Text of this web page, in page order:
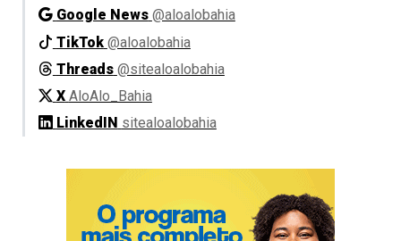
Google News @aloalobahia
TikTok @aloalobahia
Threads @sitealoalobahia
X AloAlo_Bahia
LinkedIN sitealoalobahia